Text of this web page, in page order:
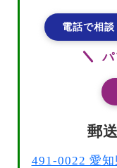
電話で相
パ
郵
491-0022 愛